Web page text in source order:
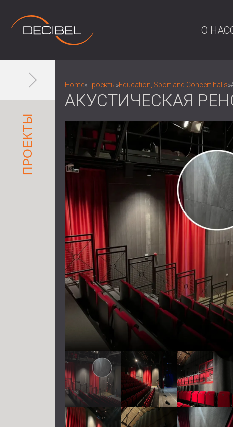
О НАС
ПРОЕКТЫ
Home»Проекты»Education, Sport and Concert halls»
АКУСТИЧЕСКАЯ